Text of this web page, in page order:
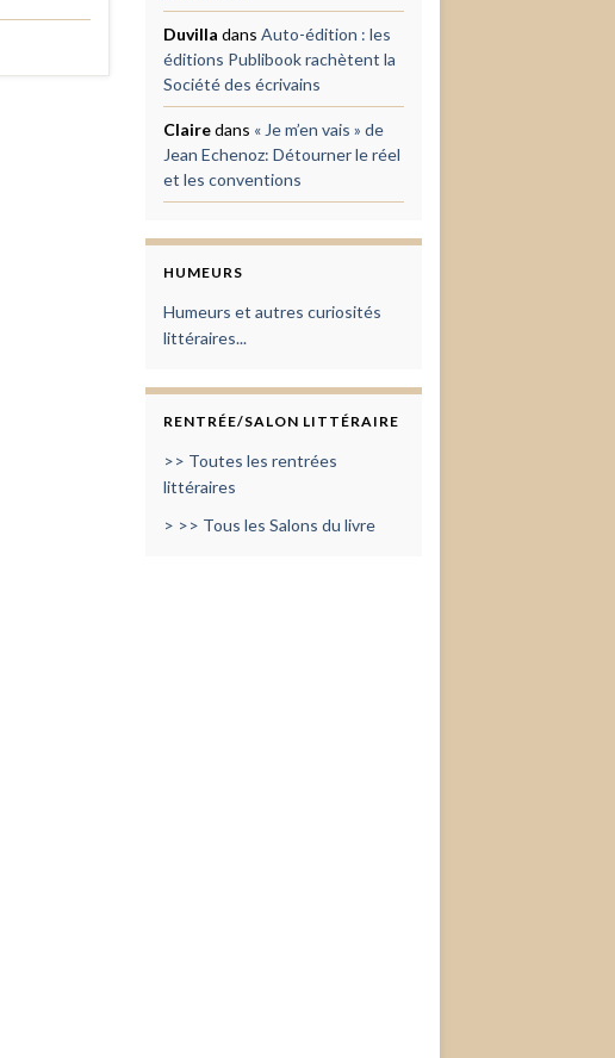
Duvilla dans Auto-édition : les
éditions Publibook rachètent la
Société des écrivains
Clairedans « Je m’en vais » de
Jean Echenoz: Détourner le réel
et les conventions
HUMEURS
Humeurs et autres curiosités
littéraires...
RENTRÉE/SALON LITTÉRAIRE
>> Toutes les rentrées
littéraires
> >> Tous les Salons du livre